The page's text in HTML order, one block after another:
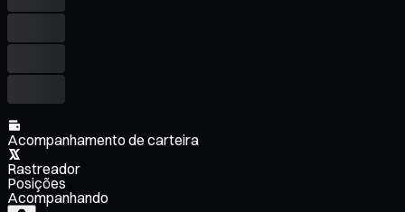
Acompanhamento de carteira
Rastreador
Posições
Acompanhando